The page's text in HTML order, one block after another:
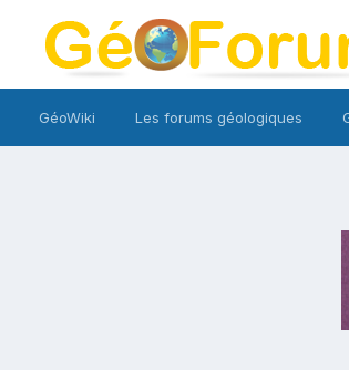
GéoWiki Les forums géologiques